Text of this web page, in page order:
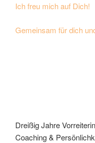
Ich freu mich auf Dich!
Gemeinsam für dich
Dreißig Jahre
Coaching &